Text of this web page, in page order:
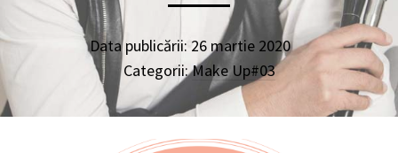
Data publicării: 26 martie 2020
Categorii:Make Up#03